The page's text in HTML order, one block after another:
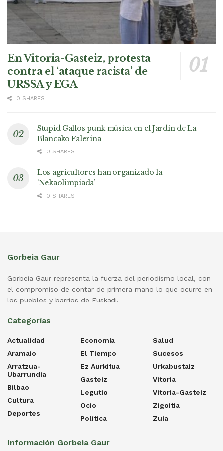
En Vitoria-Gasteiz, protesta
contra el ‘ataque racista’ de
URSSA y EGA
0 SHARES
Stupid Gallos punk música en el Jardín de La
Blancako Falerina
0 SHARES
Los agricultores han organizado la
‘Nekaolimpiada’
0 SHARES
Gorbeia Gaur
Gorbeia Gaur representa la fuerza del periodismo local, con
el compromiso de contar de primera mano lo que ocurre en
los pueblos y barrios de Euskadi.
Categorías
Actualidad
Aramaio
Arratzua-
Ubarrundia
Bilbao
Cultura
Deportes
Economía
El Tiempo
Ez Aurkitua
Gasteiz
Legutio
Ocio
Política
Salud
Sucesos
Urkabustaiz
Vitoria
Vitoria-Gasteiz
Zigoitia
Zuia
Información Gorbeia Gaur